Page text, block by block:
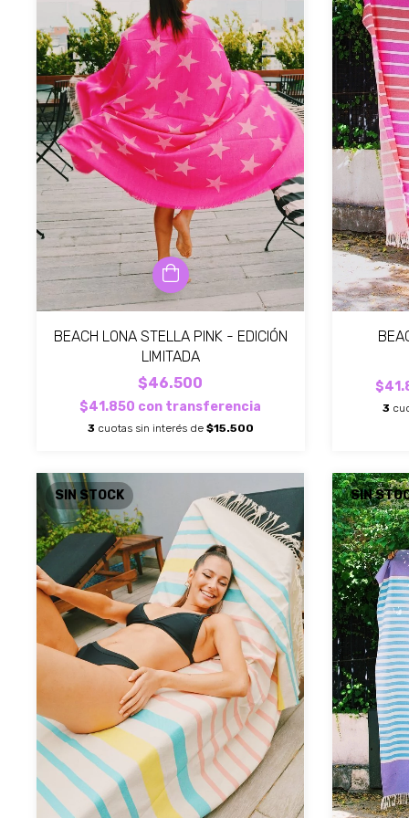
BEACH LONA STELLA PINK - EDICIÓN
LIMITADA
$46.500
$41.850 con transferencia
3 cuotas sin interés de $15.500
3
SIN STOCK SIN